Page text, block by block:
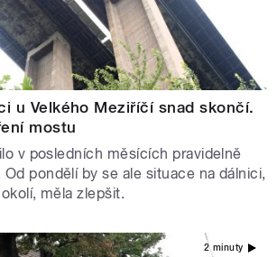
u Velkého Meziříčí snad skončí.
mostu
v posledních měsících pravidelně
pondělí by se ale situace na dálnici,
měla zlepšit.
2 minuty